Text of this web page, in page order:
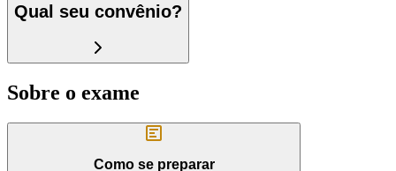
Qual seu convênio?
Sobre o exame
Como se preparar